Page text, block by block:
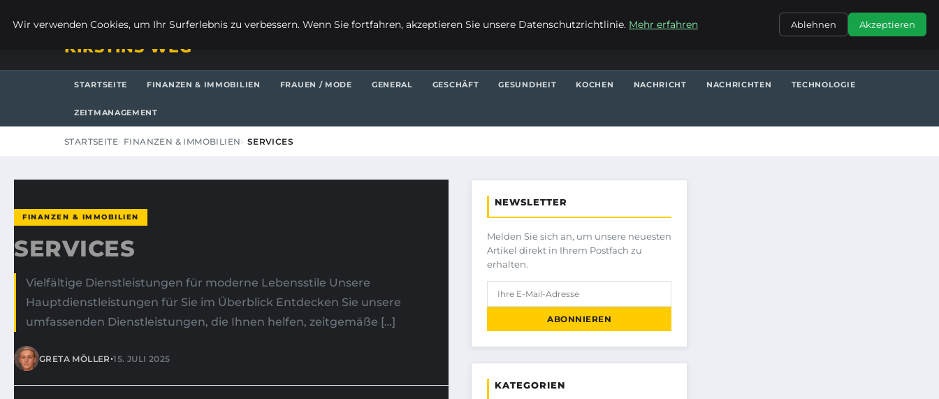
KONTAKT
KIRSTINS WEG
STARTSEITE FINANZEN & IMMOBILIEN FRAUEN / MODE GENERAL GESCHÄFT GESUNDHEIT KOCHEN NACHRICHT NACHRICHTEN TECHNOLOGIE
ZEITMANAGEMENT
STARTSEITE FINANZEN & IMMOBILIEN SERVICES
FINANZEN & IMMOBILIEN
SERVICES
Vielfältige Dienstleistungen für moderne Lebensstile Unsere
Hauptdienstleistungen für Sie im Überblick Entdecken Sie unsere
umfassenden Dienstleistungen, die Ihnen helfen, zeitgemäße […]
GRETA MÖLLER•15. JULI 2025
NEWSLETTER
Melden Sie sich an, um unsere neuesten
Artikel direkt in Ihrem Postfach zu
erhalten.
ABONNIEREN
KATEGORIEN
Wir verwenden Cookies, um Ihr Surferlebnis zu verbessern. Wenn Sie fortfahren, akzeptieren Sie unsere Datenschutzrichtlinie. Mehr erfahren Ablehnen Akzeptieren